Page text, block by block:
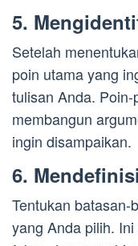
5.
Setelah
poin utama yang
tulisan Anda.
membangun
ingin disampaikan.
6.
Tentukan
yang Anda pilih.